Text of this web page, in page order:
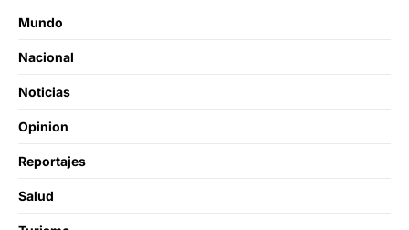
Mundo
Nacional
Noticias
Opinion
Reportajes
Salud